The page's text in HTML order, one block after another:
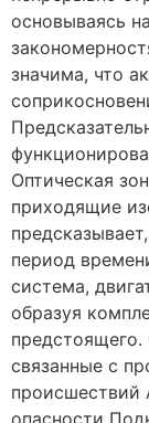
основываясь
значима, что
Оптическая
приходящие
период
система,
образуя
связанные с
происшествий
опасности